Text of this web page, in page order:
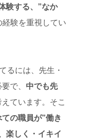
験する、”なか
経験を重視してい
るには、先生・
で、 中でも先
ています。そこ
ての職員が”働き
楽しく・イキイ